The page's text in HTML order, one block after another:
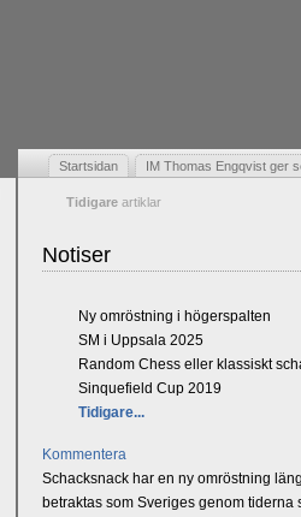
Startsidan IM Thomas Engqvist ger
Tidigare artiklar
Notiser
Ny omröstning i högerspalten
SM i Uppsala 2025
Random Chess eller klassiskt
Sinquefield Cup 2019
Tidigare...
Kommentera
Schacksnack har en ny omröstning
betraktas som Sveriges genom